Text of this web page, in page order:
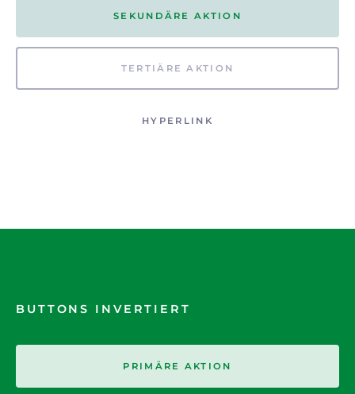
SEKUNDÄRE AKTION
TERTIÄRE AKTION
HYPERLINK
BUTTONS INVERTIERT
PRIMÄRE AKTION